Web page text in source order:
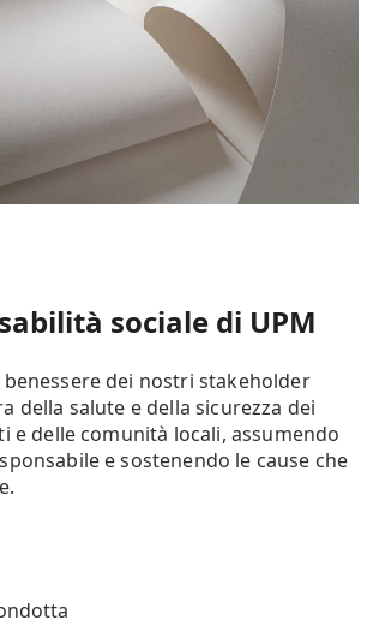
sociale di UPM
dei nostri stakeholder
della salute e della sicurezza dei
e delle comunità locali, assumendo
e sostenendo le cause che